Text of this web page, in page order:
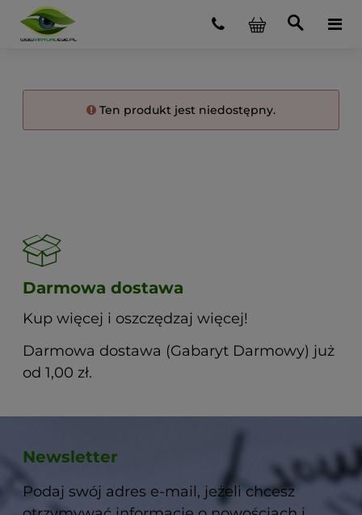
Ten produkt jest niedostępny.
Darmowa dostawa
Kup więcej i oszczędzaj więcej!
Darmowa dostawa (Gabaryt Darmowy) już
od 1,00 zł.
Newsletter
Podaj swój adres e-mail, jeżeli chcesz